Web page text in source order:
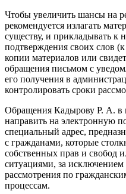
Чтобы увеличить шансы на
рекомендуется излагать
существу, и прикладывать к
подтверждения своих слов
копии материалов или
обращения письмом с
его получения в
контролировать сроки
Обращения Кадырову Р. А. в
направить на электронную
специальный адрес,
с гражданами, которые
собственных прав и
ситуациями, за исключением
рассмотрения по
процессам.